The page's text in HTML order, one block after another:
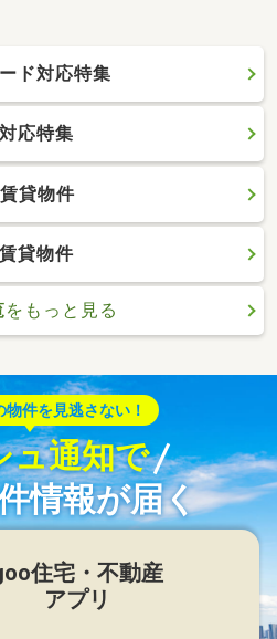
ド対応特集
応特集
貸物件
貸物件
をもっと見る
物件を見逃さない！
ュ通知で
情報が届く
住宅・不動産
アプリ